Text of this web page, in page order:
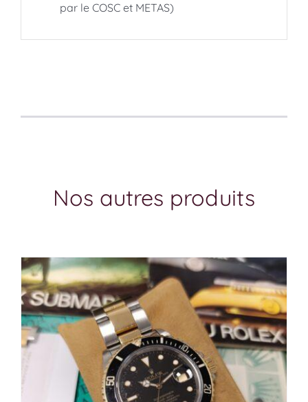
par le COSC et METAS)
Nos autres produits